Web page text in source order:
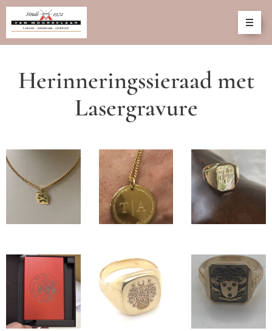
Herinneringssieraad met
Lasergravure